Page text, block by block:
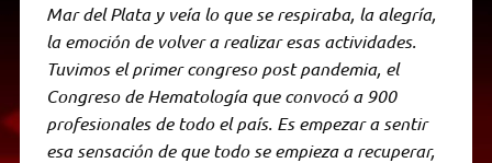
Mar del Plata y veía lo que se respiraba, la alegría,
la emoción de volver a realizar esas actividades.
Tuvimos el primer congreso post pandemia, el
Congreso de Hematología que convocó a 900
profesionales de todo el país. Es empezar a sentir
esa sensación de que todo se empieza a recuperar,